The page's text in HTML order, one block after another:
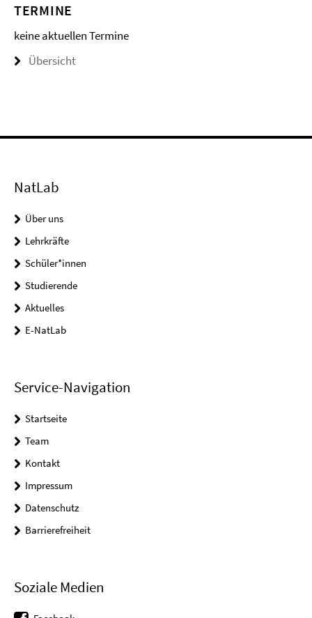
TERMINE
keine aktuellen Termine
Übersicht
NatLab
Über uns
Lehrkräfte
Schüler*innen
Studierende
Aktuelles
E-NatLab
Service-Navigation
Startseite
Team
Kontakt
Impressum
Datenschutz
Barrierefreiheit
Soziale Medien